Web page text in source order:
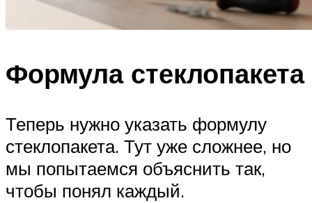
Формула стеклопакета
Теперь нужно указать формулу
стеклопакета. Тут уже сложнее, но
мы попытаемся объяснить так,
чтобы понял каждый.